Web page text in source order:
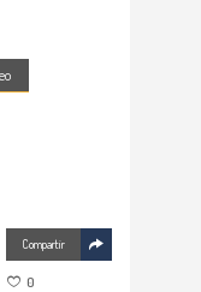
Compartir
0